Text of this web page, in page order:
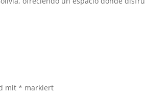
mit* markiert